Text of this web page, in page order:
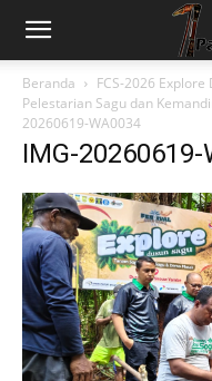
Beranda
FCS-2026
Pelestarian Sagu dan
20260619-WA0034
IMG-20260619-